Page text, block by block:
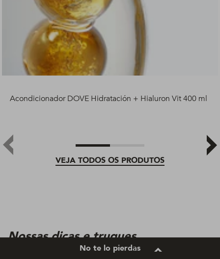
VEJA TODOS OS PRODUTOS
Acondicionador DOVE Hidratación + Hialuron Vit 400 ml
Nossas dicas e truques
No te lo pierdas